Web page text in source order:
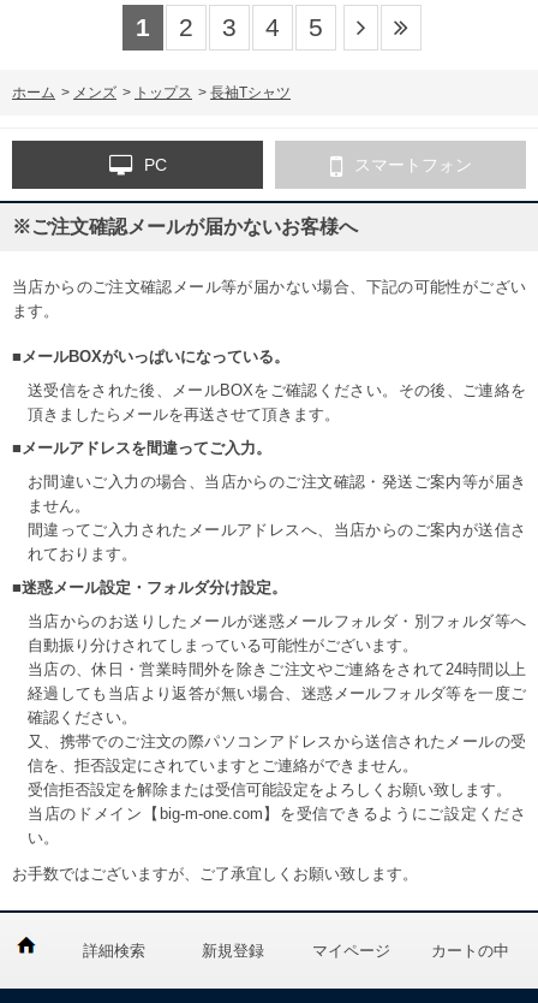
1 2 3 4 5
ホーム > メンズ > トップス > 長袖Tシャツ
PC スマートフォン
※ご注文確認メールが届かないお客様へ
当店からのご注文確認メール等が届かない場合、下記の可能性がござい
ます。
■メールBOXがいっぱいになっている。
送受信をされた後、メールBOXをご確認ください。その後、ご連絡を
頂きましたらメールを再送させて頂きます。
■メールアドレスを間違ってご入力。
お間違いご入力の場合、当店からのご注文確認・発送ご案内等が届き
ません。
間違ってご入力されたメールアドレスへ、当店からのご案内が送信さ
れております。
■迷惑メール設定・フォルダ分け設定。
当店からのお送りしたメールが迷惑メールフォルダ・別フォルダ等へ
自動振り分けされてしまっている可能性がございます。
当店の、休日・営業時間外を除きご注文やご連絡をされて24時間以上
経過しても当店より返答が無い場合、迷惑メールフォルダ等を一度ご
確認ください。
又、携帯でのご注文の際パソコンアドレスから送信されたメールの受
信を、拒否設定にされていますとご連絡ができません。
受信拒否設定を解除または受信可能設定をよろしくお願い致します。
当店のドメイン【big-m-one.com】を受信できるようにご設定くださ
い。
お手数ではございますが、ご了承宜しくお願い致します。
詳細検索 新規登録 マイページ カートの中